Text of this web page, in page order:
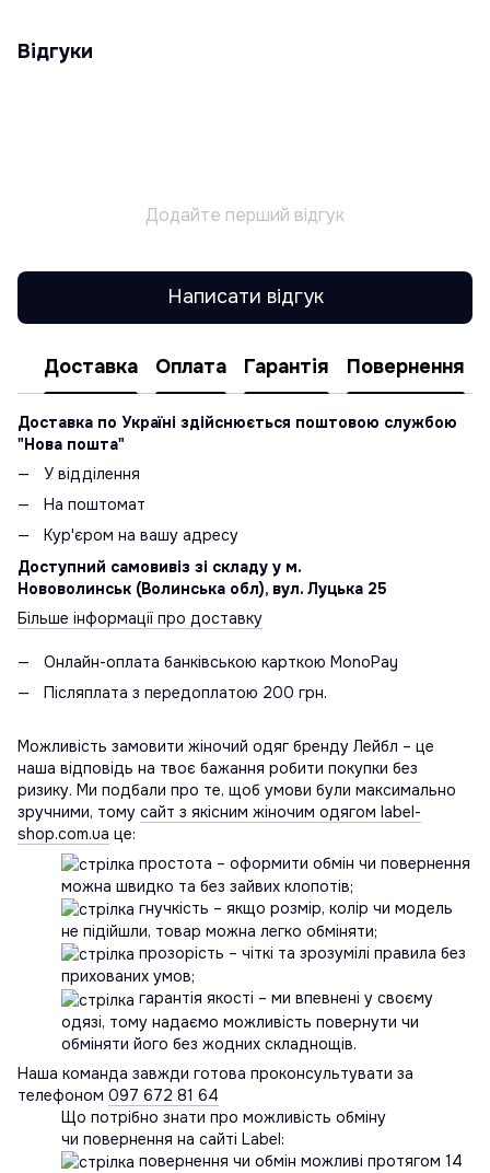
Відгуки
Додайте перший відгук
Написати відгук
Доставка Оплата Гарантія Повернення
Доставка по Україні здійснюється поштовою службою
"Нова пошта"
У відділення
На поштомат
Кур'єром на вашу адресу
Доступний самовивіз зі складу у м.
Нововолинськ (Волинська обл), вул. Луцька 25
Більше інформації про доставку
Онлайн-оплата банківською карткою MonoPay
Післяплата з передоплатою 200 грн.
Можливість замовити жіночий одяг бренду Лейбл – це
наша відповідь на твоє бажання робити покупки без
ризику. Ми подбали про те, щоб умови були максимально
зручними, тому сайт з якісним жіночим одягом label-
shop.com.ua це:
простота – оформити обмін чи повернення
можна швидко та без зайвих клопотів;
гнучкість – якщо розмір, колір чи модель
не підійшли, товар можна легко обміняти;
прозорість – чіткі та зрозумілі правила без
прихованих умов;
гарантія якості – ми впевнені у своєму
одязі, тому надаємо можливість повернути чи
обміняти його без жодних складнощів.
Наша команда завжди готова проконсультувати за
телефоном 097 672 81 64
Що потрібно знати про можливість обміну
чи повернення на сайті Label:
повернення чи обмін можливі протягом 14